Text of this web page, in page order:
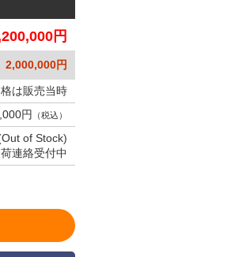
円
2,000,000円
は販売当時
円 （税込）
of Stock)
連絡受付中